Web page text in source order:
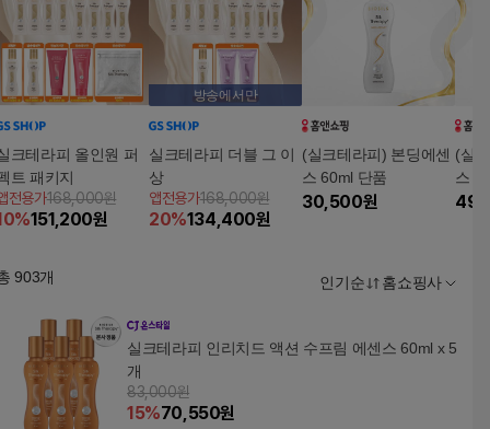
크테라피 올인원 퍼
트 패키지
전용가168,000원
%151,200원
방송에서만
실크테라피 더블 그 이
상
앱전용가168,000원
20%134,400원
(실크테라피) 본딩에센
스 60ml 단품
30,500원
(실
스
903개 인기순 홈쇼핑사
실크테라피 인리치드 액션 수프림 에센스 60ml x 5
개
83,000원
15%70,550원